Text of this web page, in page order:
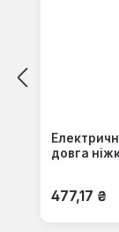
довга
Звичайна
477,17 ₴